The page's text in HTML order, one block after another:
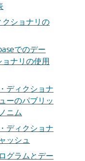
ショナリの
でのデー
ナリの使用
ディクショナ
ーのパブリッ
ニム
ディクショナ
ッシュ
グラムとデー